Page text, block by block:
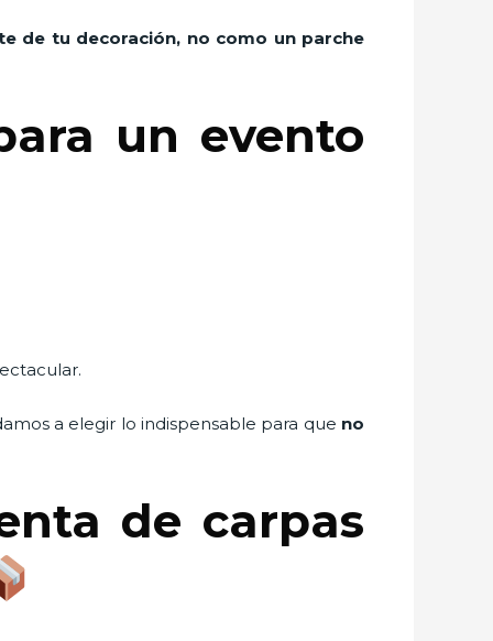
de tu decoración, no como un parche
un evento
a elegir lo indispensable para que no
de carpas